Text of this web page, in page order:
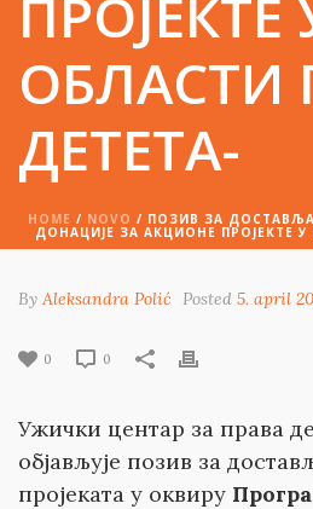
ПРОЈЕКТЕ
ОБЛАСТИ
ДЕТЕТА-
HOME / NOVO / ПОЗИВ ЗА
ДОНАЦИЈЕ ЗА АКЦИОНЕ ПРОЈЕКТЕ
By Aleksandra Polić Posted 5. april
0 0
Ужички центар за права
објављује позив за
пројеката у оквиру